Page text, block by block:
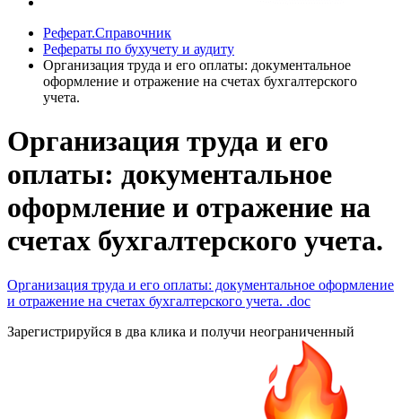
Реферат.Справочник
Рефераты по бухучету и аудиту
Организация труда и его оплаты: документальное
оформление и отражение на счетах бухгалтерского
учета.
Организация труда и его
оплаты: документальное
оформление и отражение на
счетах бухгалтерского учета.
Организация труда и его оплаты: документальное оформление
и отражение на счетах бухгалтерского учета. .doc
Зарегистрируйся в два клика и получи неограниченный